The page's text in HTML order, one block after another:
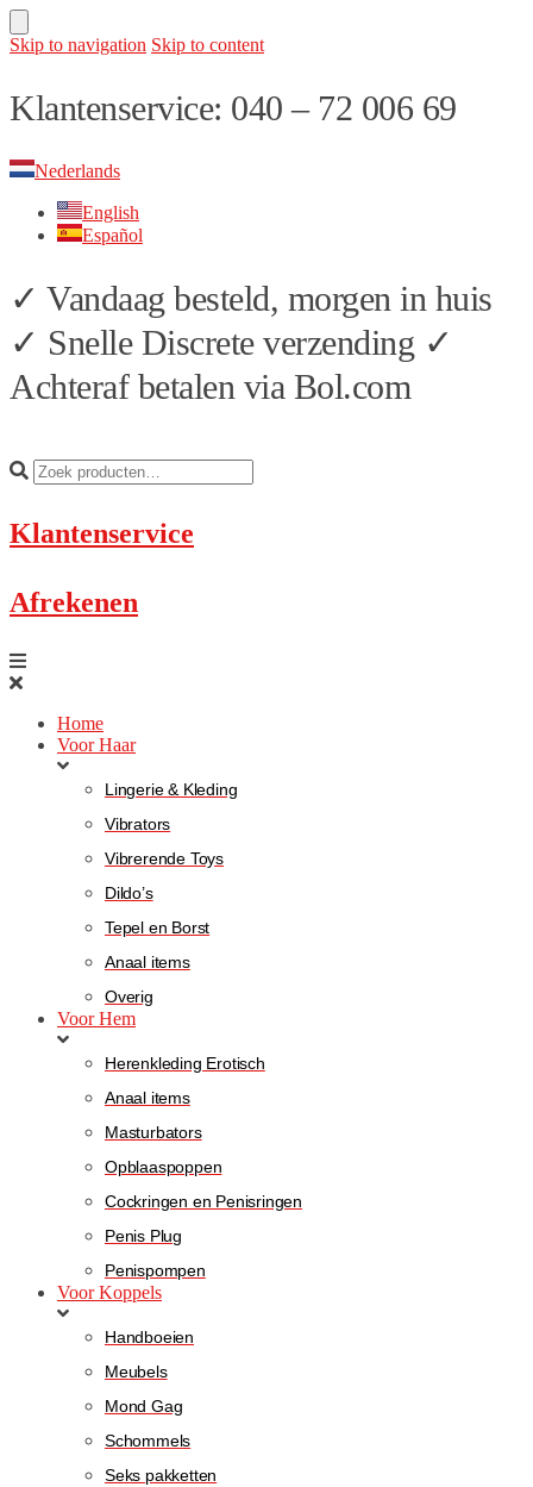
Skip to navigation Skip to content
Klantenservice: 040 – 72 006 69
Nederlands
English
Español
✓ Vandaag besteld, morgen in huis
✓ Snelle Discrete verzending ✓
Achteraf betalen via Bol.com
Klantenservice
Afrekenen
Home
Voor Haar
Lingerie & Kleding
Vibrators
Vibrerende Toys
Dildo’s
Tepel en Borst
Anaal items
Overig
Voor Hem
Herenkleding Erotisch
Anaal items
Masturbators
Opblaaspoppen
Cockringen en Penisringen
Penis Plug
Penispompen
Voor Koppels
Handboeien
Meubels
Mond Gag
Schommels
Seks pakketten